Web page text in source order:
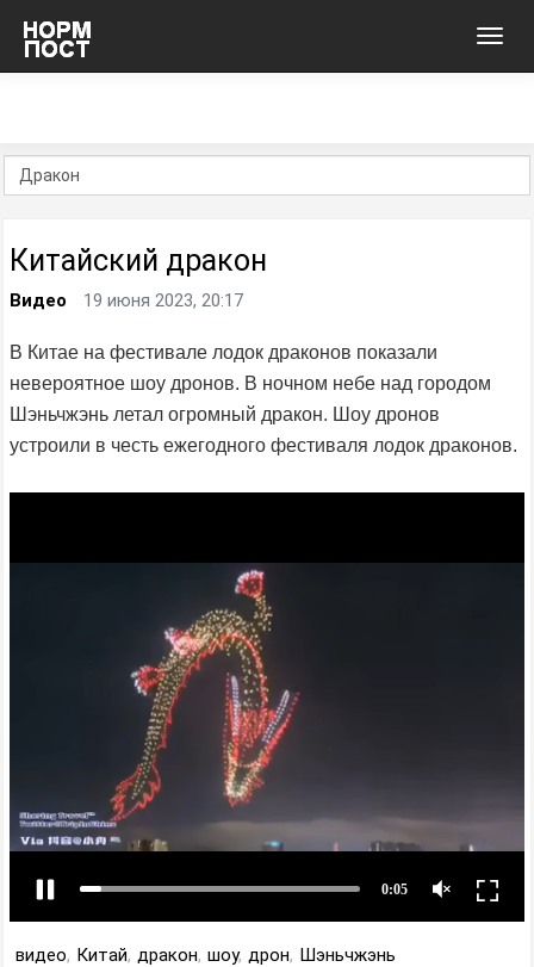
Китайский дракон
Видео 19 июня 2023, 20:17
В Китае на фестивале лодок драконов показали
невероятное шоу дронов. В ночном небе над городом
Шэньчжэнь летал огромный дракон. Шоу дронов
устроили в честь ежегодного фестиваля лодок драконов.
видео, Китай, дракон, шоу, дрон, Шэньчжэнь